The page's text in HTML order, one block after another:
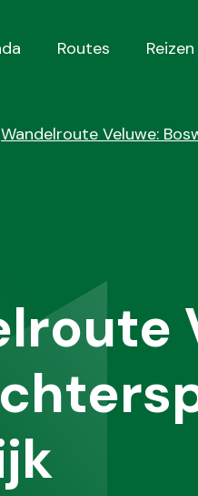
Routes Reizen
Wandelroute Veluwe: